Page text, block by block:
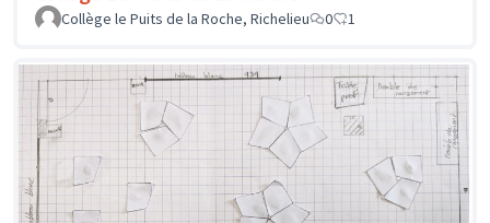
Collège le Puits de la Roche, Richelieu
0 1